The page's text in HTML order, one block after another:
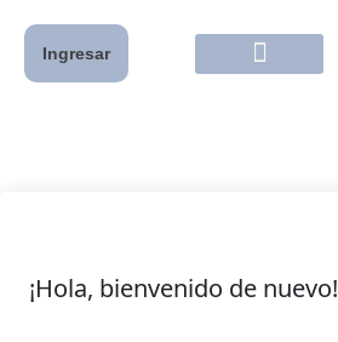
Ingresar
¡Hola, bienvenido de nuevo!